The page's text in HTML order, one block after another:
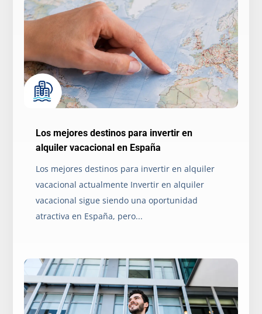
Los mejores destinos para invertir en
alquiler vacacional en España
Los mejores destinos para invertir en alquiler
vacacional actualmente Invertir en alquiler
vacacional sigue siendo una oportunidad
atractiva en España, pero...